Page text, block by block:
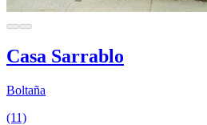
Casa Sarrablo
Boltaña
(11)